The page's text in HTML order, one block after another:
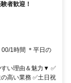
者歓迎！
1時間 ＊平日の
理由＆魅力▼ ✅
高い業務 ✅土日祝